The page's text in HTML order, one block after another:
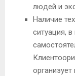
людей и
Наличие
ситуация,